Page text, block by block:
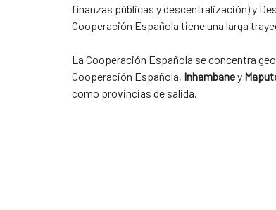
finanzas públicas y descentralización) y
Cooperación Española tiene una larga
La Cooperación Española se concentra
Cooperación Española, Inhambaney
como provincias de salida.